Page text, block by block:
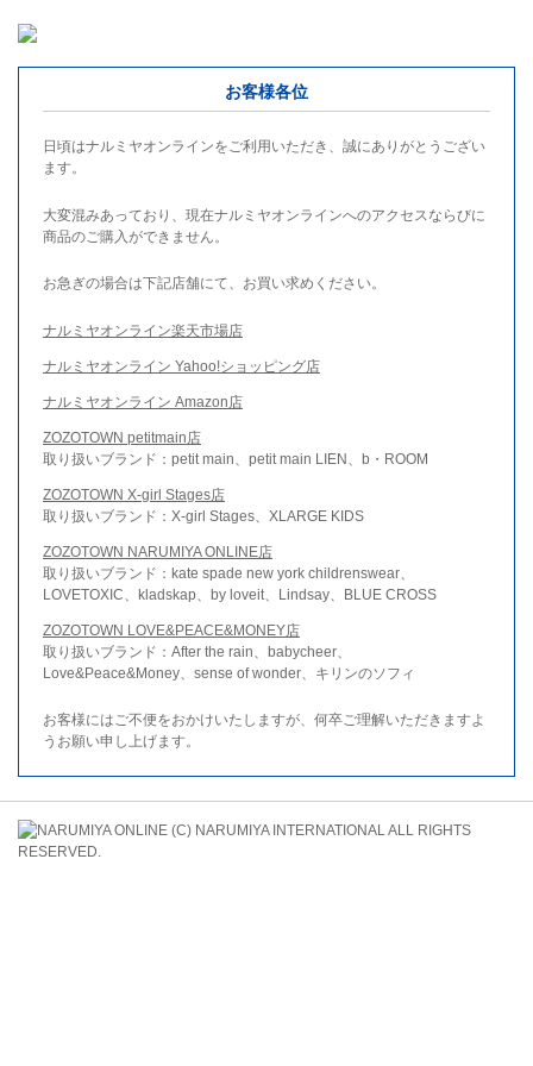
お客様各位
日頃はナルミヤオンラインをご利用いただき、誠にありがとうござい
ます。
大変混みあっており、現在ナルミヤオンラインへのアクセスならびに
商品のご購入ができません。
お急ぎの場合は下記店舗にて、お買い求めください。
ナルミヤオンライン楽天市場店
ナルミヤオンライン Yahoo!ショッピング店
ナルミヤオンライン Amazon店
ZOZOTOWN petitmain店
取り扱いブランド：petit main、petit main LIEN、b・ROOM
ZOZOTOWN X-girl Stages店
取り扱いブランド：X-girl Stages、XLARGE KIDS
ZOZOTOWN NARUMIYA ONLINE店
取り扱いブランド：kate spade new york childrenswear、
LOVETOXIC、kladskap、by loveit、Lindsay、BLUE CROSS
ZOZOTOWN LOVE&PEACE&MONEY店
取り扱いブランド：After the rain、babycheer、
Love&Peace&Money、sense of wonder、キリンのソフィ
お客様にはご不便をおかけいたしますが、何卒ご理解いただきますよ
うお願い申し上げます。